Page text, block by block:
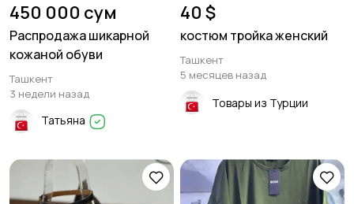
450 000 сум
Распродажа шикарной
кожаной обуви
Ташкент
3 недели назад
Татьяна
40 $
костюм тройка женский
Ташкент
5 месяцев назад
Товары из Турции